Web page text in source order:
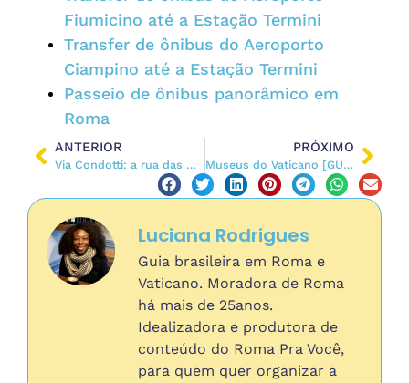
Fiumicino até a Estação Termini
Transfer de ônibus do Aeroporto
Ciampino até a Estação Termini
Passeio de ônibus panorâmico em
Roma
ANTERIOR
Via Condotti: a rua das marcas de luxo em Roma
PRÓXIMO
Museus do Vaticano [GUIA COMPLETO]: o que ver, quanto custa, onde fica
Luciana Rodrigues
Guia brasileira em Roma e
Vaticano. Moradora de Roma
há mais de 25anos.
Idealizadora e produtora de
conteúdo do Roma Pra Você,
para quem quer organizar a